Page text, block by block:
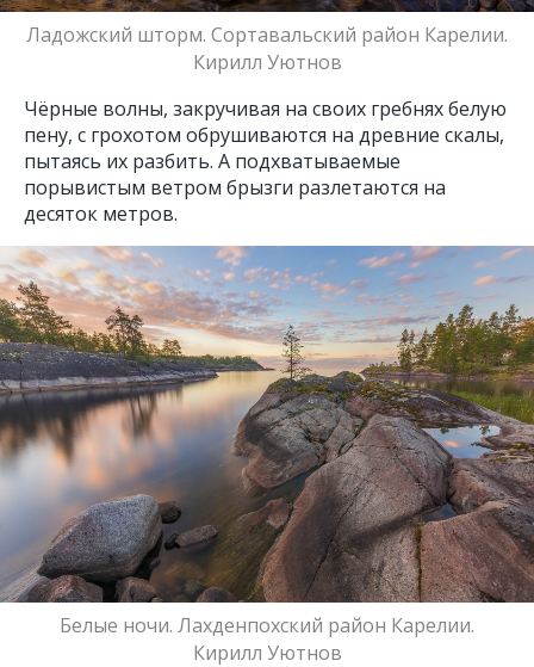
Ладожский шторм. Сортавальский район Карелии.
Кирилл Уютнов
Чёрные волны, закручивая на своих гребнях белую
пену, с грохотом обрушиваются на древние скалы,
пытаясь их разбить. А подхватываемые
порывистым ветром брызги разлетаются на
десяток метров.
Белые ночи. Лахденпохский район Карелии.
Кирилл Уютнов